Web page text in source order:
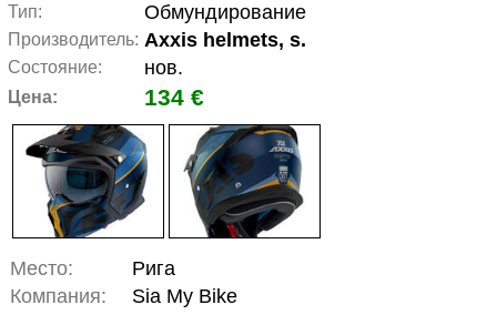
Тип: Обмундирование
Производитель: Axxis helmets, s.
Состояние: нов.
Цена: 134 €
Место:
Рига
Компания:
Sia My Bike